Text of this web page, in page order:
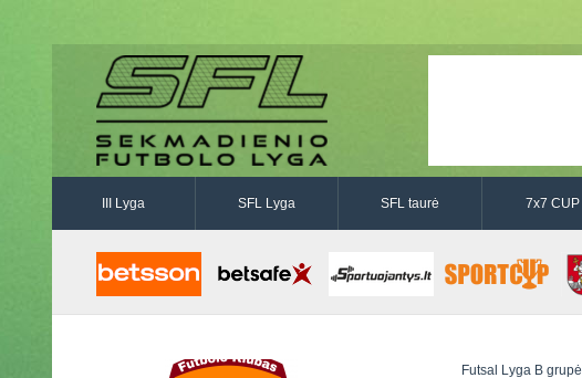
III Lyga SFL Lyga SFL taurė 7x7 CUP
Futsal Lyga B grupė